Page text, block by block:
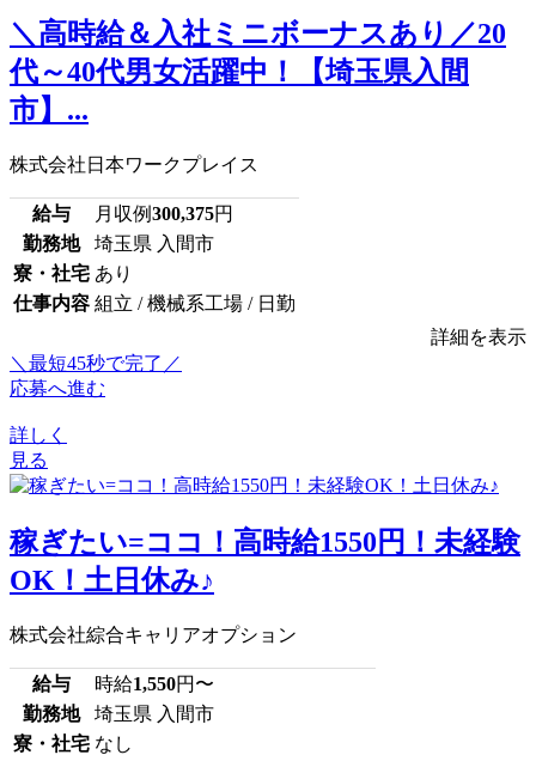
＼高時給＆入社ミニボーナスあり／20
代～40代男女活躍中！【埼玉県入間
市】...
株式会社日本ワークプレイス
給与 月収例300,375円
勤務地
埼玉県 入間市
寮・社宅 あり
仕事内容 組立 / 機械系工場 / 日勤
詳細を表示
＼最短45秒で完了／
応募へ進む
詳しく
見る
稼ぎたい=ココ！高時給1550円！未経験
OK！土日休み♪
株式会社綜合キャリアオプション
給与 時給1,550円〜
勤務地
埼玉県 入間市
寮・社宅 なし